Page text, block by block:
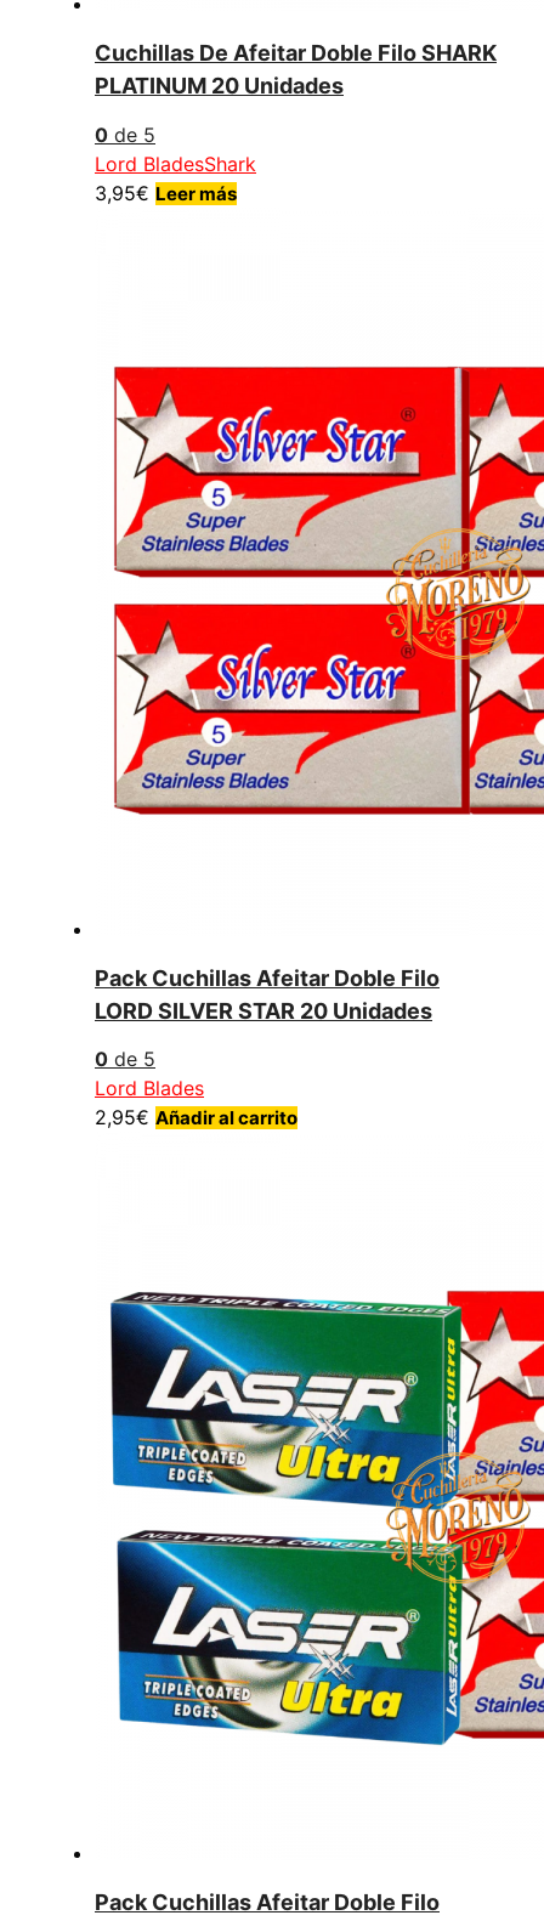
Cuchillas De Afeitar Doble Filo SHARK
PLATINUM 20 Unidades
0 de 5
Lord BladesShark
3,95€ Leer más
Pack Cuchillas Afeitar Doble Filo
LORD SILVER STAR 20 Unidades
0 de 5
Lord Blades
2,95€ Añadir al carrito
Pack Cuchillas Afeitar Doble Filo